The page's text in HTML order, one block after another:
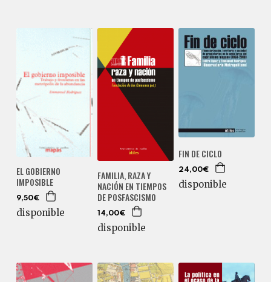
EL GOBIERNO
IMPOSIBLE
9,50€
disponible
FAMILIA, RAZA Y
NACIÓN EN TIEMPOS
DE POSFASCISMO
14,00€
disponible
FIN DE CICLO
24,00€
disponible